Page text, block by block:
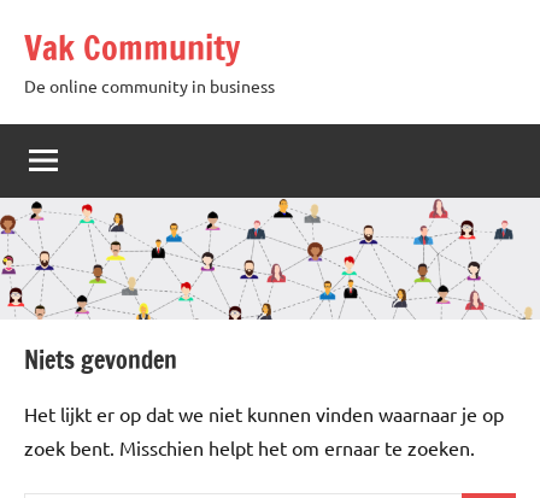
inhoud
Vak Community
De online community in business
Niets gevonden
Het lijkt er op dat we niet kunnen vinden waarnaar je op
zoek bent. Misschien helpt het om ernaar te zoeken.